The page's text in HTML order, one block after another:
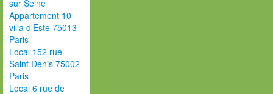
sur Seine
Appartement 10
villa d'Este 75013
Paris
Local 152 rue
Saint Denis 75002
Paris
Local 6 rue de